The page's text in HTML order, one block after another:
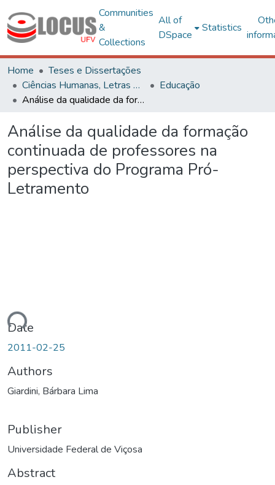
Communities
&
Collections
All of
DSpace
Statistics
Home
Teses e Dissertações
Ciências Humanas, Letras e Artes
Educação
Análise da qualidade da formação continuada de professores na perspectiva do Programa Pró-Letramento
Análise da qualidade da formação
continuada de professores na
perspectiva do Programa Pró-
Letramento
Date
2011-02-25
Authors
Giardini, Bárbara Lima
Publisher
Universidade Federal de Viçosa
Abstract